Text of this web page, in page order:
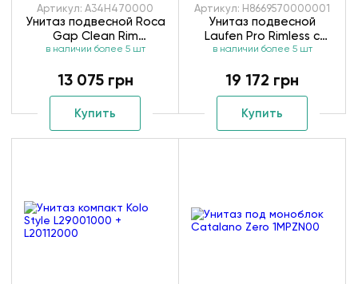
Артикул: A34H470000
Унитаз подвесной Roca
Gap Clean Rim
A34H470000
в наличии более 5 шт
13 075 грн
Купить
Артикул: H8669570000001
Унитаз подвесной
Laufen Pro Rimless с
крышкой Slim Soft-Close
в наличии более 5 шт
19 172 грн
Купить